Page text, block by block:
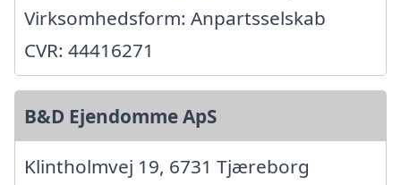
Virksomhedsform: Anpartsselskab
CVR: 44416271
B&D Ejendomme ApS
Klintholmvej 19, 6731 Tjæreborg